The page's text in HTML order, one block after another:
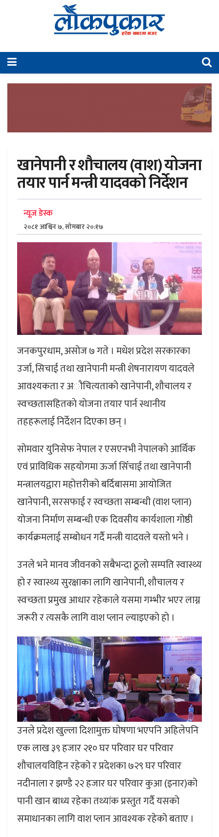
खानेपानी र शाैचालय (वाश) योजना
तयार पार्न मन्त्री यादवको निर्देशन
न्यूज डेस्क
२०८१ आश्विन ७, सोमबार २०:१७
जनकपुरधाम, असोज ७ गते । मधेश प्रदेश सरकारका
उर्जा, सिचाई तथा खानेपानी मन्त्री शेषनारायण यादवले
आवश्यकता र अौचित्यताकाे खानेपानी, शौचालय र
स्वच्छतासहितकाे याेजना तयार पार्न स्थानीय
तहहरूलाई निर्देशन दिएका छन् ।
सोमवार युनिसेफ नेपाल र एसएनभी नेपालको आर्थिक
एवं प्राविधिक सहयोगमा ऊर्जा सिँचाई तथा खानेपानी
मन्त्रालयद्वारा महोत्तरीको बर्दिबासमा आयोजित
खानेपानी, सरसफाई र स्वच्छता सम्बन्धी (वाश प्लान)
योजना निर्माण सम्बन्धी एक दिवसीय कार्यशाला गोष्ठी
कार्यक्रमलाई सम्बोधन गर्दै मन्त्री यादवले यस्तो भने ।
उनले भने मानव जीवनको सबैभन्दा ठूलो सम्पति स्वास्थ्य
हो र स्वास्थ्य सुरक्षाका लागि खानेपानी, शौचालय र
स्वच्छता प्रमुख आधार रहेकाले यसमा गम्भीर भएर लाग्न
जरूरी र त्यसकै लागि वाश प्लान ल्याइएकाे हाे ।
उनले प्रदेश खुल्ला दिशामुक्त घोषणा भएपनि अहिलेपनि
एक लाख ३९ हजार २१० घर परिवार घर परिवार
शौचालयविहिन रहेको र प्रदेशका ७२९ घर परिवार
नदीनाला र झण्डै २२ हजार घर परिवार कुआ (इनार)को
पानी खान बाध्य रहेका तथ्यांक प्रस्तुत गर्दै यसको
समाधानका लागि वाश प्लान आवश्यक रहेको बताए ।